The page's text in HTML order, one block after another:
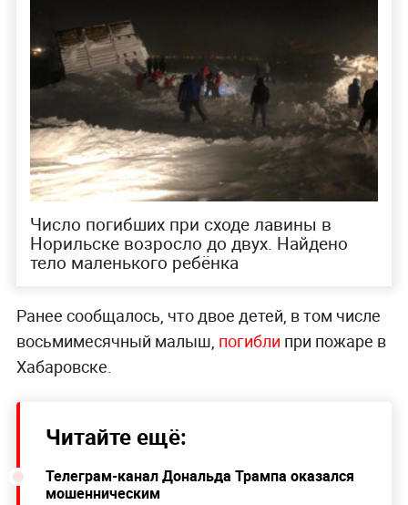
Число погибших при сходе лавины в
Норильске возросло до двух. Найдено
тело маленького ребёнка
Ранее сообщалось, что двое детей, в том числе
восьмимесячный малыш, погибли при пожаре в
Хабаровске.
Читайте ещё:
Телеграм-канал Дональда Трампа оказался
мошенническим